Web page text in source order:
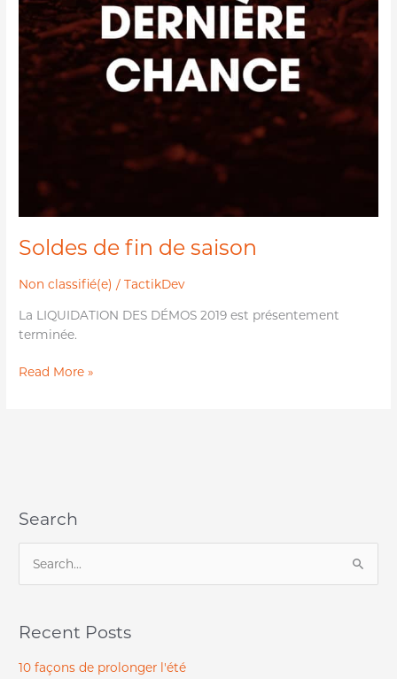
Soldes de fin de saison
Non classifié(e) /TactikDev
La LIQUIDATION DES DÉMOS 2019 est présentement
terminée.
Read More »
Search
r
c
Recent Posts
10 façons de prolonger l'été